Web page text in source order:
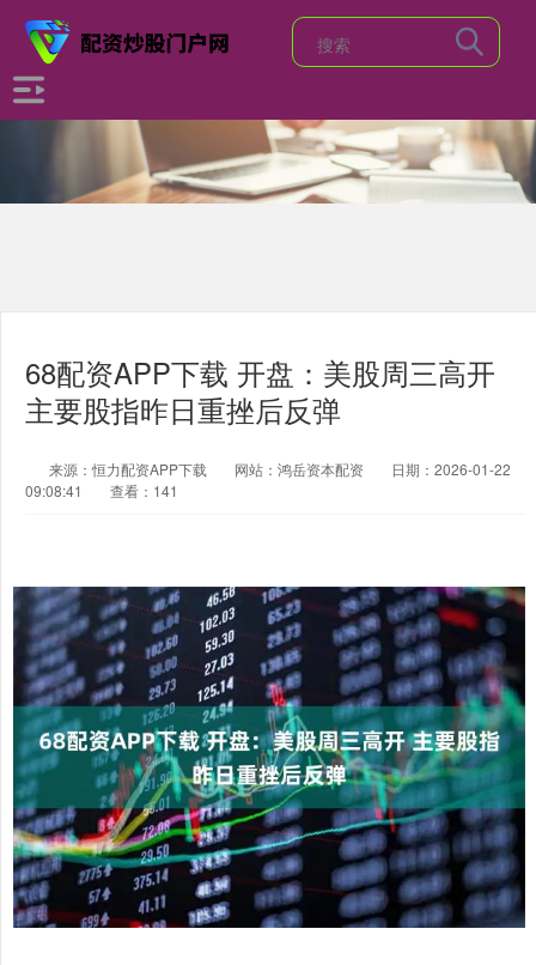
68配资APP下载 开盘：美股周三高开
主要股指昨日重挫后反弹
来源：恒力配资APP下载 网站：鸿岳资本配资
日期：2026-01-22
09:08:41
查看：141